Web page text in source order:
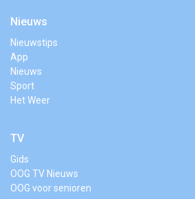
Nieuws
Nieuwstips
App
Nieuws
Sport
Het Weer
TV
Gids
OOG TV Nieuws
OOG voor senioren